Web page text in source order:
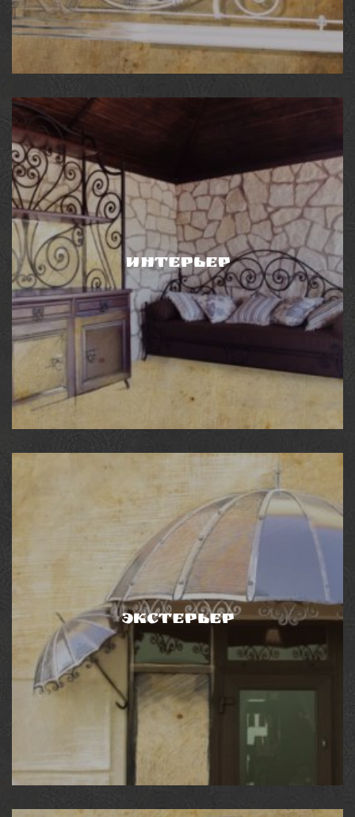
КОВАНЫЕ ОГРАЖДЕНИЯ
Идеальный вариант для того, чтобы элегантно
подчеркнуть неповторимый стиль вашего дома,
защитить его от злоумышленников и обозначить
границы территории.
КОВАНЫЙ ИНТЕРЬЕР
Элегантность и привлекательность искусно
выполненных художественных кованых изделий - это
важный фактор в выборе обустройства Вашего
жилья. В интерьере металл прекрасно сочетается с
различными материалами, создавая невероятный
уют и подчеркивает изысканный вкус хозяев.
Интерьер
Экстерьер